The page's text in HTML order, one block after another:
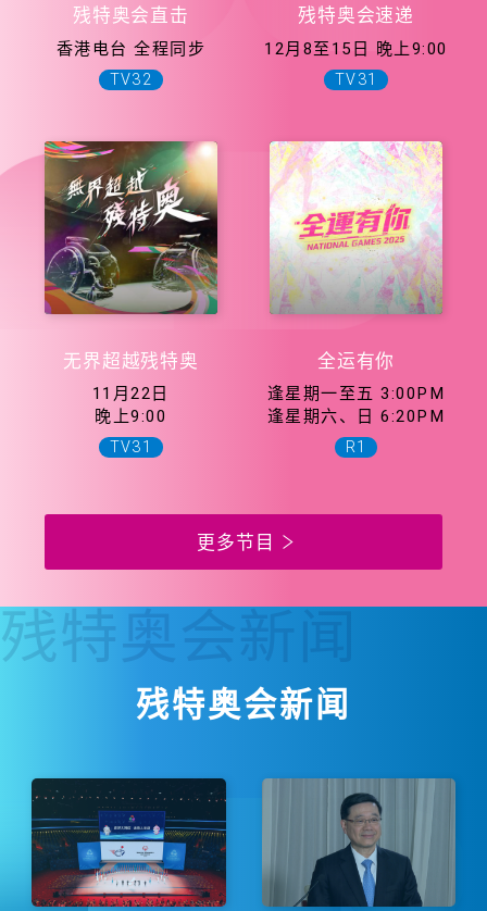
残特奥会直击
香港电台 全程同步
TV32
残特奥会速递
12月8至15日 晚上9:00
TV31
无界超越残特奥
11月22日
晚上9:00
TV31
全运有你
逢星期一至五 3:00PM
逢星期六、日 6:20PM
R1
更多节目
残特奥会新闻
残特奥会